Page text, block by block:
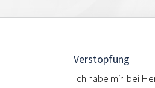
Verstopfung
Ich habe mir bei